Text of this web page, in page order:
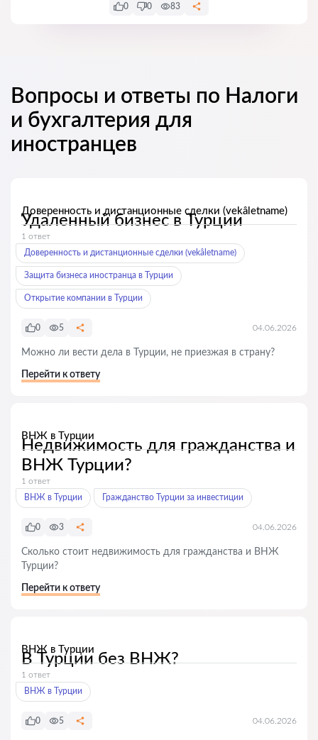
0 0 83
Вопросы и ответы по Налоги
и бухгалтерия для
иностранцев
Доверенность и дистанционные сделки (vekâletname)
Удаленный бизнес в Турции
1 ответ
Доверенность и дистанционные сделки (vekâletname)
Защита бизнеса иностранца в Турции
Открытие компании в Турции
0 5 04.06.2026
Можно ли вести дела в Турции, не приезжая в страну?
Перейти к ответу
ВНЖ в Турции
Недвижимость для гражданства и
ВНЖ Турции?
1 ответ
ВНЖ в Турции
Гражданство Турции за инвестиции
0 3 04.06.2026
Сколько стоит недвижимость для гражданства и ВНЖ
Турции?
Перейти к ответу
ВНЖ в Турции
В Турции без ВНЖ?
1 ответ
ВНЖ в Турции
0 5 04.06.2026